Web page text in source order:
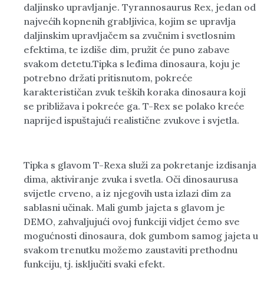
daljinsko upravljanje. Tyrannosaurus Rex, jedan od
najvećih kopnenih grabljivica, kojim se upravlja
daljinskim upravljačem sa zvučnim i svetlosnim
efektima, te izdiše dim, pružit će puno zabave
svakom detetu.Tipka s leđima dinosaura, koju je
potrebno držati pritisnutom, pokreće
karakterističan zvuk teških koraka dinosaura koji
se približava i pokreće ga. T-Rex se polako kreće
naprijed ispuštajući realistične zvukove i svjetla.
Tipka s glavom T-Rexa služi za pokretanje izdisanja
dima, aktiviranje zvuka i svetla. Oči dinosaurusa
svijetle crveno, a iz njegovih usta izlazi dim za
sablasni učinak. Mali gumb jajeta s glavom je
DEMO, zahvaljujući ovoj funkciji vidjet ćemo sve
mogućnosti dinosaura, dok gumbom samog jajeta u
svakom trenutku možemo zaustaviti prethodnu
funkciju, tj. isključiti svaki efekt.